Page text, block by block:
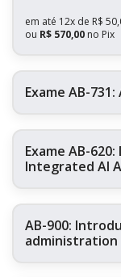
em até 12x de R$
ou R$ 570,00 no Pix
Exame AB-
Exame AB-
Integrated AI
AB-900:
administration